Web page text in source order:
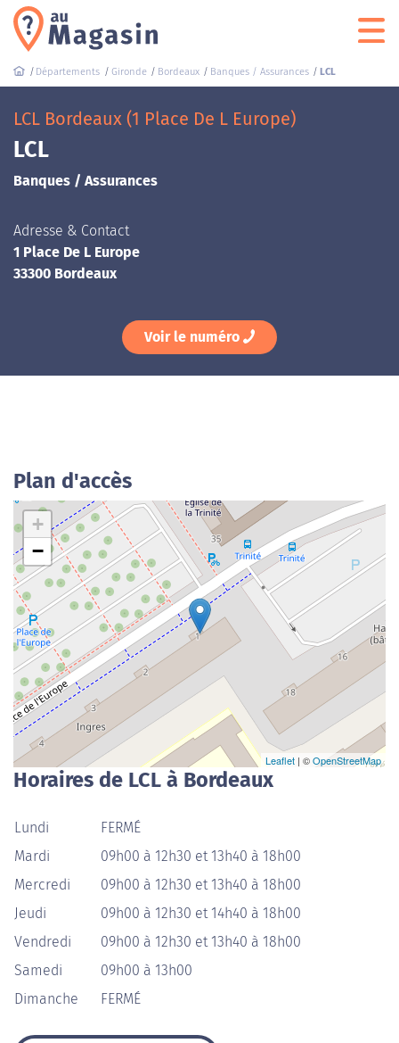
Départements Gironde Bordeaux Banques / Assurances LCL
LCL Bordeaux (1 Place De L Europe)
LCL
Banques / Assurances
Adresse & Contact
1 Place De L Europe
33300 Bordeaux
Voir le numéro
Plan d'accès
+
−
Leaflet | ©OpenStreetMap
Horaires de LCL à Bordeaux
Lundi
FERMÉ
Mardi
09h00 à 12h30 et 13h40 à 18h00
Mercredi
09h00 à 12h30 et 13h40 à 18h00
Jeudi
09h00 à 12h30 et 14h40 à 18h00
Vendredi
09h00 à 12h30 et 13h40 à 18h00
Samedi
09h00 à 13h00
Dimanche
FERMÉ